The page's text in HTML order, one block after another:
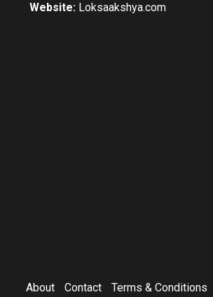
Website: Loksaakshya.com
About Contact Terms & Conditions